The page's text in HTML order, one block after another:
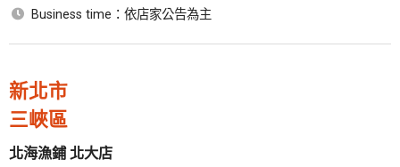
Business time：依店家公告為主
新北市
三峽區
北海漁鋪 北大店